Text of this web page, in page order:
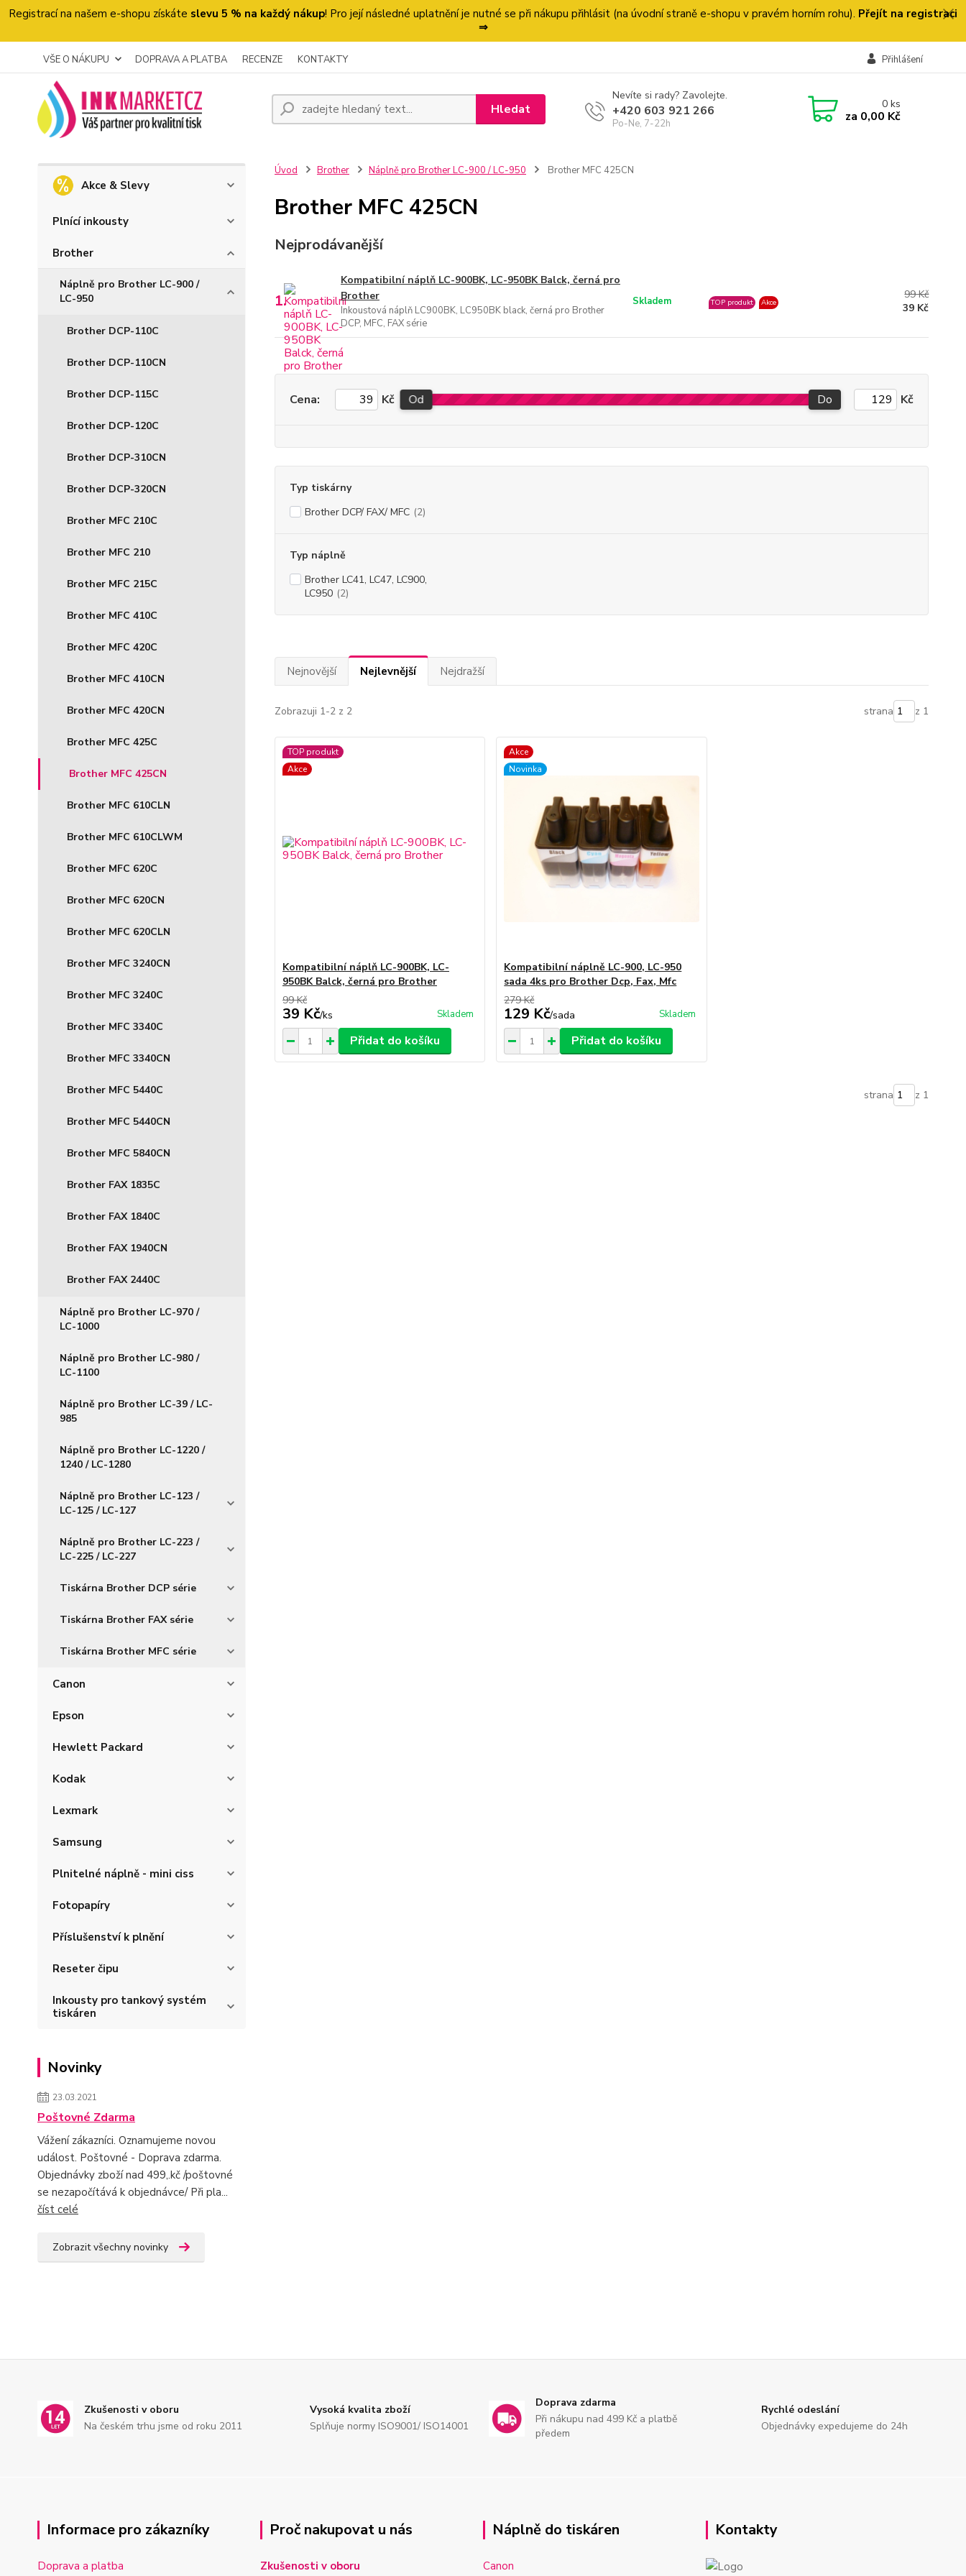
Registrací na našem e-shopu získáte slevu 5 % na každý nákup! Pro její následné uplatnění je nutné se při nákupu přihlásit (na úvodní straně e-shopu v pravém horním rohu). Přejít na registraci
⇒
VŠE O NÁKUPU DOPRAVA A PLATBA RECENZE KONTAKTY Přihlášení
Hledat
Nevíte si rady? Zavolejte.
+420 603 921 266
Po-Ne, 7-22h
0ks
za 0,00 Kč
Akce & Slevy
Plnící inkousty
Brother
Náplně pro Brother LC-900 /
LC-950
Brother DCP-110C
Brother DCP-110CN
Brother DCP-115C
Brother DCP-120C
Brother DCP-310CN
Brother DCP-320CN
Brother MFC 210C
Brother MFC 210
Brother MFC 215C
Brother MFC 410C
Brother MFC 420C
Brother MFC 410CN
Brother MFC 420CN
Brother MFC 425C
Brother MFC 425CN
Brother MFC 610CLN
Brother MFC 610CLWM
Brother MFC 620C
Brother MFC 620CN
Brother MFC 620CLN
Brother MFC 3240CN
Brother MFC 3240C
Brother MFC 3340C
Brother MFC 3340CN
Brother MFC 5440C
Brother MFC 5440CN
Brother MFC 5840CN
Brother FAX 1835C
Brother FAX 1840C
Brother FAX 1940CN
Brother FAX 2440C
Náplně pro Brother LC-970 /
LC-1000
Náplně pro Brother LC-980 /
LC-1100
Náplně pro Brother LC-39 / LC-
985
Náplně pro Brother LC-1220 /
1240 / LC-1280
Náplně pro Brother LC-123 /
LC-125 / LC-127
Náplně pro Brother LC-223 /
LC-225 / LC-227
Tiskárna Brother DCP série
Tiskárna Brother FAX série
Tiskárna Brother MFC série
Canon
Epson
Hewlett Packard
Kodak
Lexmark
Samsung
Plnitelné náplně - mini ciss
Fotopapíry
Příslušenství k plnění
Reseter čipu
Inkousty pro tankový systém
tiskáren
Novinky
23.03.2021
Poštovné Zdarma
Vážení zákazníci. Oznamujeme novou
událost. Poštovné - Doprava zdarma.
Objednávky zboží nad 499,.kč /poštovné
se nezapočítává k objednávce/ Při pla...
číst celé
Zobrazit všechny novinky
Úvod Brother Náplně pro Brother LC-900 / LC-950 Brother MFC 425CN
Brother MFC 425CN
Nejprodávanější
1.
Kompatibilní náplň LC-900BK, LC-950BK Balck, černá pro
Brother
Inkoustová náplň LC900BK, LC950BK black, černá pro Brother
DCP, MFC, FAX série
Skladem TOP produkt Akce
99 Kč
39 Kč
Cena: Kč Od Do Kč
Typ tiskárny
Brother DCP/ FAX/ MFC (2)
Typ náplně
Brother LC41, LC47, LC900,
LC950 (2)
Nejnovější Nejlevnější Nejdražší
Zobrazuji 1-2 z 2 strana z 1
TOP produkt
Akce
Kompatibilní náplň LC-900BK, LC-
950BK Balck, černá pro Brother
99 Kč
39 Kč/ks Skladem
Přidat do košíku
Akce
Novinka
Kompatibilní náplně LC-900, LC-950
sada 4ks pro Brother Dcp, Fax, Mfc
279 Kč
129 Kč/sada Skladem
Přidat do košíku
strana z 1
Zkušenosti v oboru
Na českém trhu jsme od roku 2011
Vysoká kvalita zboží
Splňuje normy ISO9001/ ISO14001
Doprava zdarma
Při nákupu nad 499 Kč a platbě
předem
Rychlé odeslání
Objednávky expedujeme do 24h
Informace pro zákazníky
Doprava a platba
Proč nakupovat u nás
Zkušenosti v oboru
Náplně do tiskáren
Canon
Kontakty